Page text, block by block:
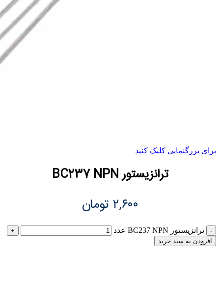
برای بزرگنمایی کلیک کنید
ترانزیستور BC237 NPN
۲,۶۰۰ تومان
ترانزیستور BC237 NPN عدد
افزودن به سبد خرید